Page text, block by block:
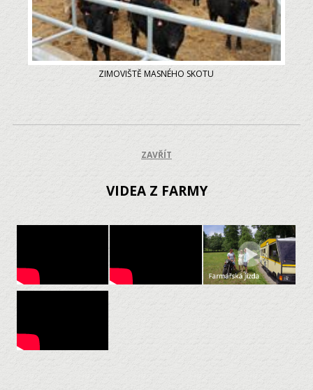
ZIMOVIŠTĚ MASNÉHO SKOTU
ZAVŘÍT
VIDEA Z FARMY